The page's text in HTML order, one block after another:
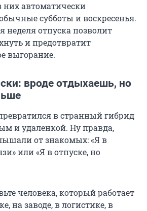
них автоматически
субботы и воскресенья.
неделя отпуска позволит
и предотвратит
выгорание.
вроде отдыхаешь, но
в странный гибрид
и удаленкой. Ну правда,
от знакомых: «Я в
или «Я в отпуске, но
человека, который работает
на заводе, в логистике, в